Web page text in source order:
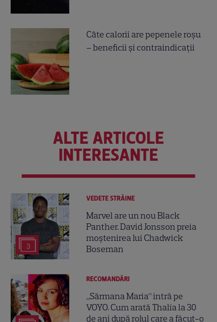
Câte calorii are pepenele roșu
– beneficii și contraindicații
ALTE ARTICOLE
INTERESANTE
3
VEDETE STRĂINE
Marvel are un nou Black
Panther. David Jonsson preia
moștenirea lui Chadwick
Boseman
RECOMANDĂRI
„Sărmana Maria” intră pe
VOYO. Cum arată Thalía la 30
de ani după rolul care a făcut-o